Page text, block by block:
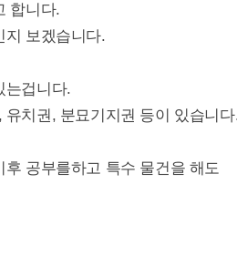
합니다.
지 보겠습니다.
는겁니다.
치권, 분묘기지권 등이 있습니
공부를하고 특수 물건을 해도